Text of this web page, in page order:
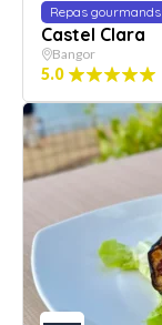
Repas gourmands
Castel Clara
Bangor
5.0